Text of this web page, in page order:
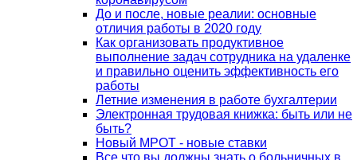
До и после, новые реалии: основные
отличия работы в 2020 году
Как организовать продуктивное
выполнение задач сотрудника на удаленке
и правильно оценить эффективность его
работы
Летние изменения в работе бухгалтерии
Электронная трудовая книжка: быть или не
быть?
Новый МРОТ - новые ставки